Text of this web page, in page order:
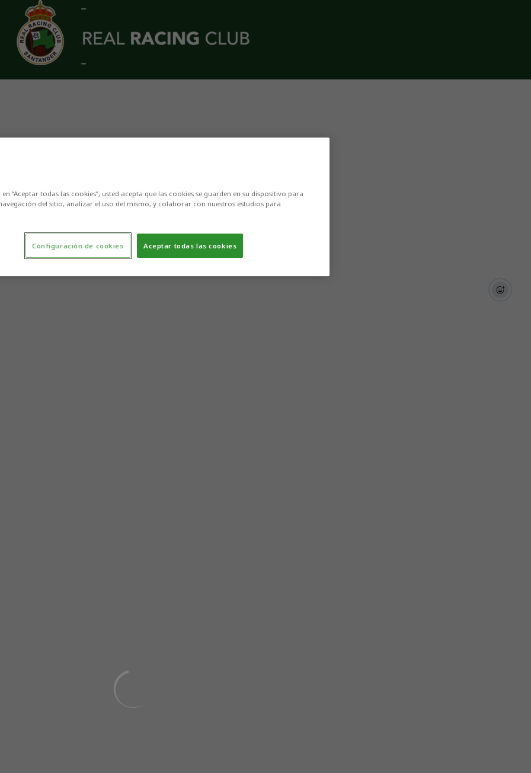
01/24)
“Aceptar todas las cookies”, usted acepta que las cookies se guarden en su dispositivo para
del sitio, analizar el uso del mismo, y colaborar con nuestros estudios para
Aceptar todas las cookies
Configuración de cookies